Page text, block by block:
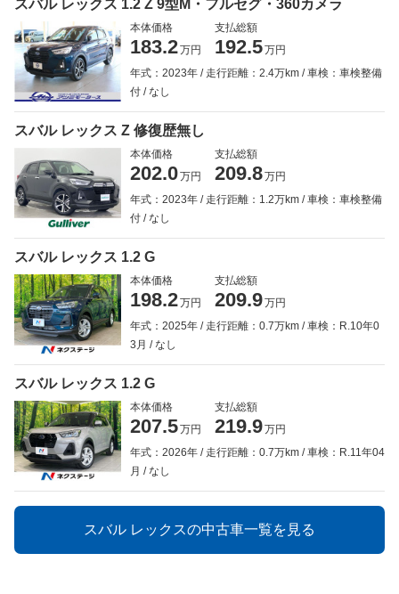
スバル レックス 1.2 Z 9型M・フルセグ・360カメラ
本体価格
183.2万円
支払総額
192.5万円
年式：2023年
走行距離：2.4万km
車検：車検整備
付
なし
スバル レックス Z 修復歴無し
本体価格
202.0万円
支払総額
209.8万円
年式：2023年
走行距離：1.2万km
車検：車検整備
付
なし
スバル レックス 1.2 G
本体価格
198.2万円
支払総額
209.9万円
年式：2025年
走行距離：0.7万km
車検：R.10年0
3月
なし
スバル レックス 1.2 G
本体価格
207.5万円
支払総額
219.9万円
年式：2026年
走行距離：0.7万km
車検：R.11年04
月
なし
スバル レックスの中古車一覧を見る